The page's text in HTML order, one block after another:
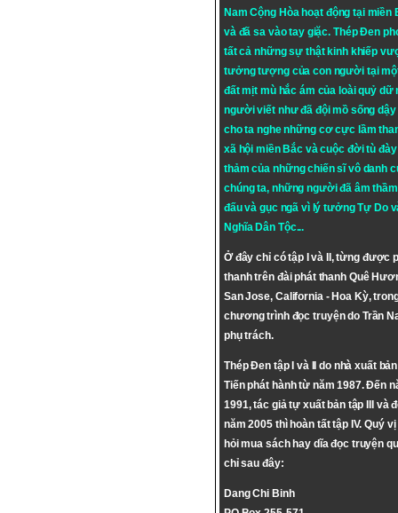
Nam Cộng Hòa hoạt động tại miền
và đã sa vào tay giặc. Thép Đen
tất cả những sự thật kinh khiếp
tưởng tượng của con người tại
đất mịt mù hắc ám của loài quỷ dữ
người viết như đã đội mồ sống dậy
cho ta nghe những cơ cực lầm
xã hội miền Bắc và cuộc đời tù
thảm của những chiến sĩ vô danh
chúng ta, những người đã âm
đấu và gục ngã vì lý tưởngTự Do
Nghĩa Dân Tộc...
Ở đây chỉ có tập I và II, từng được
thanh trên đài phát thanh Quê
San Jose, California - Hoa Kỳ,
chương trình đọc truyện do Trần
phụ trách.
Thép Đen tập I và II do nhà xuất
Tiến phát hành từ năm 1987. Đến
1991, tác giả tự xuất bản tập III và
năm 2005 thì hoàn tất tập IV. Quý
hỏi mua sách hay dĩa đọc truyện
chỉ sau đây:
Dang Chi Binh